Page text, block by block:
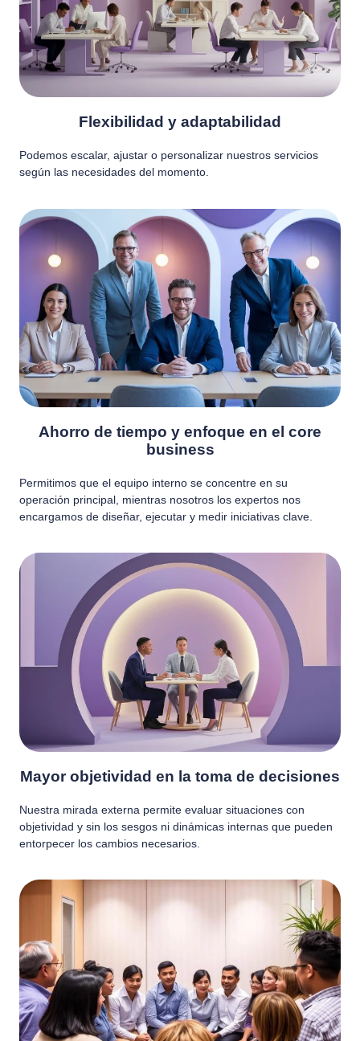
Flexibilidad y adaptabilidad
Podemos escalar, ajustar o personalizar nuestros servicios
según las necesidades del momento.
Ahorro de tiempo y enfoque en el core
business
Permitimos que el equipo interno se concentre en su
operación principal, mientras nosotros los expertos nos
encargamos de diseñar, ejecutar y medir iniciativas clave.
Mayor objetividad en la toma de decisiones
Nuestra mirada externa permite evaluar situaciones con
objetividad y sin los sesgos ni dinámicas internas que pueden
entorpecer los cambios necesarios.